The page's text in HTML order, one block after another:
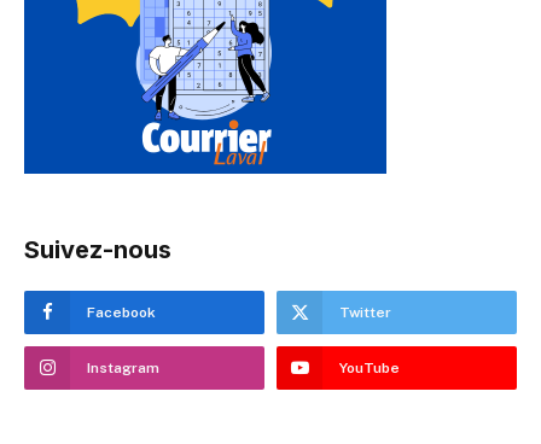
Suivez-nous
Facebook Twitter
Instagram YouTube